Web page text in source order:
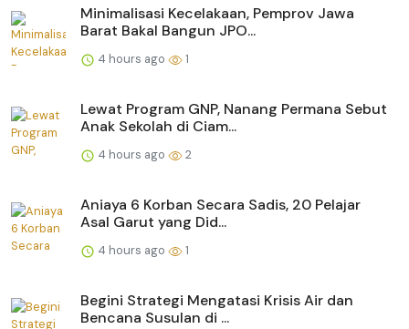
Minimalisasi Kecelakaan, Pemprov Jawa
Barat Bakal Bangun JPO...
4 hours ago 1
Lewat Program GNP, Nanang Permana Sebut
Anak Sekolah di Ciam...
4 hours ago 2
Aniaya 6 Korban Secara Sadis, 20 Pelajar
Asal Garut yang Did...
4 hours ago 1
Begini Strategi Mengatasi Krisis Air dan
Bencana Susulan di ...